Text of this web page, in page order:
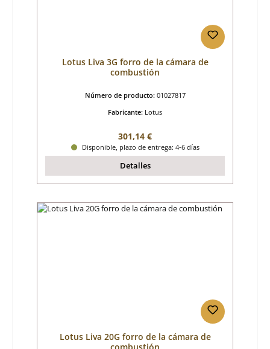
Lotus Liva 3G forro de la cámara de
combustión
Número de producto: 01027817
Fabricante: Lotus
Precio normal:
301,14 €
Disponible, plazo de entrega: 4-6 días
Detalles
Lotus Liva 20G forro de la cámara de